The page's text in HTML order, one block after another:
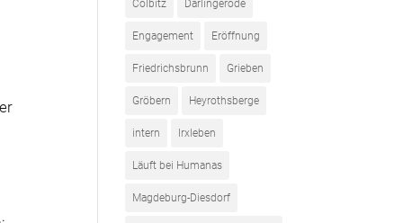
Colbitz Darlingerode
Engagement Eröffnung
Friedrichsbrunn Grieben
Gröbern Heyrothsberge
intern Irxleben
Läuft bei Humanas
Magdeburg-Diesdorf